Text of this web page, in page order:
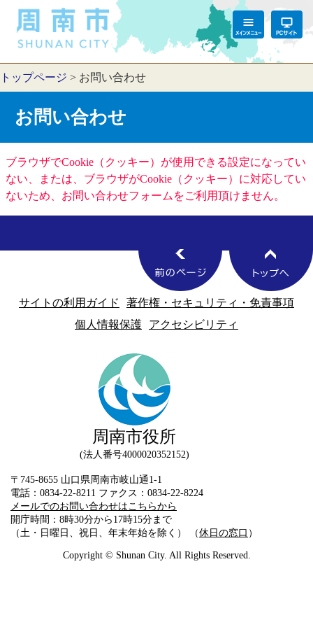
トップページ > お問い合わせ
お問い合わせ
ブラウザでCookie（クッキー）が使用できる設定になってい
ない、または、ブラウザがCookie（クッキー）に対応してい
ないため、お問い合わせフォームをご利用頂けません。
サイトの利用ガイド
著作権・セキュリティ・免責事項
個人情報保護
アクセシビリティ
周南市役所
法人番号4000020352152
〒745-8655 山口県周南市岐山通1-1
電話：0834-22-8211 ファクス：0834-22-8224
メールでのお問い合わせはこちらから
開庁時間：8時30分から17時15分まで
（土・日曜日、祝日、年末年始を除く） （休日の窓口 ）
Copyright © Shunan City. All Rights Reserved.